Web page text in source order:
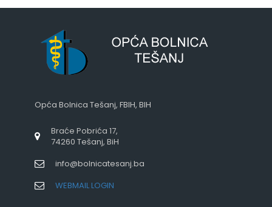
Opća Bolnica Tešanj, FBIH, BIH
Braće Pobrića 17,
74260 Tešanj, BiH
info@bolnicatesanj.ba
WEBMAIL LOGIN